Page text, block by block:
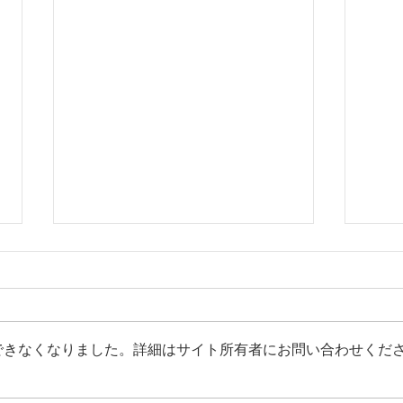
なくなりました。詳細はサイト所有者にお問い合わせくださ